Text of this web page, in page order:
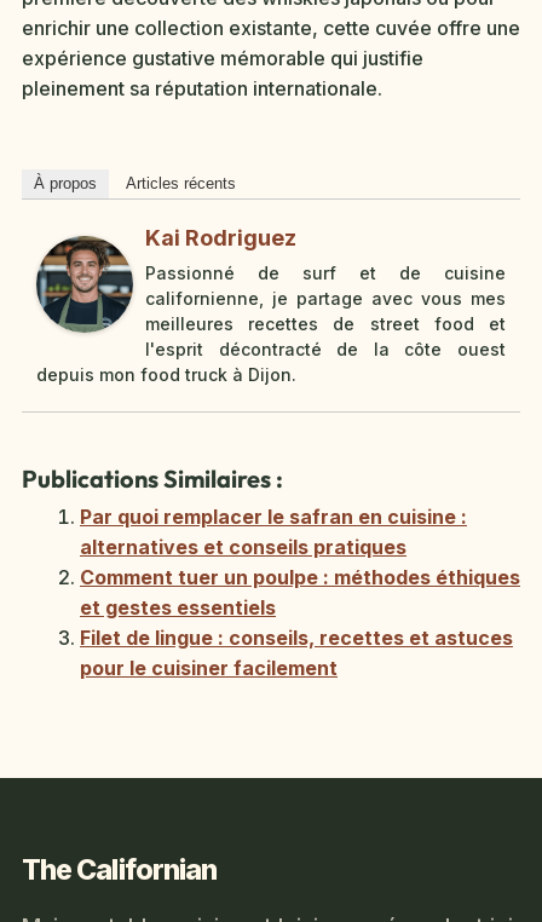
enrichir une collection existante, cette cuvée offre une
expérience gustative mémorable qui justifie
pleinement sa réputation internationale.
À propos Articles récents
Kai Rodriguez
Passionné de surf et de cuisine
californienne, je partage avec vous mes
meilleures recettes de street food et
l'esprit décontracté de la côte ouest
depuis mon food truck à Dijon.
Publications Similaires :
Par quoi remplacer le safran en cuisine :
alternatives et conseils pratiques
Comment tuer un poulpe : méthodes éthiques
et gestes essentiels
Filet de lingue : conseils, recettes et astuces
pour le cuisiner facilement
The Californian